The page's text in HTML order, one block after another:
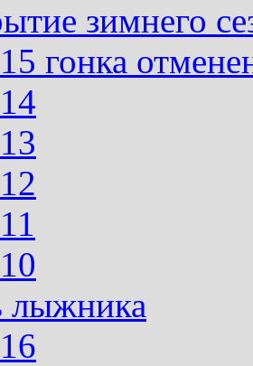
зимнего
гонка
лыжника